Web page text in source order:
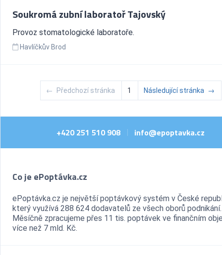
Soukromá zubní laboratoř Tajovský
Provoz stomatologické laboratoře.
Havlíčkův Brod
← Předchozí stránka 1 Následující stránka →
+420 251 510 908 | info@epoptavka.cz
Co je ePoptávka.cz
ePoptávka.cz je největší poptávkový systém v České
který využívá 288 624 dodavatelů ze všech oborů podnikání.
Měsíčně zpracujeme přes 11 tis. poptávek ve finančním
více než 7 mld. Kč.